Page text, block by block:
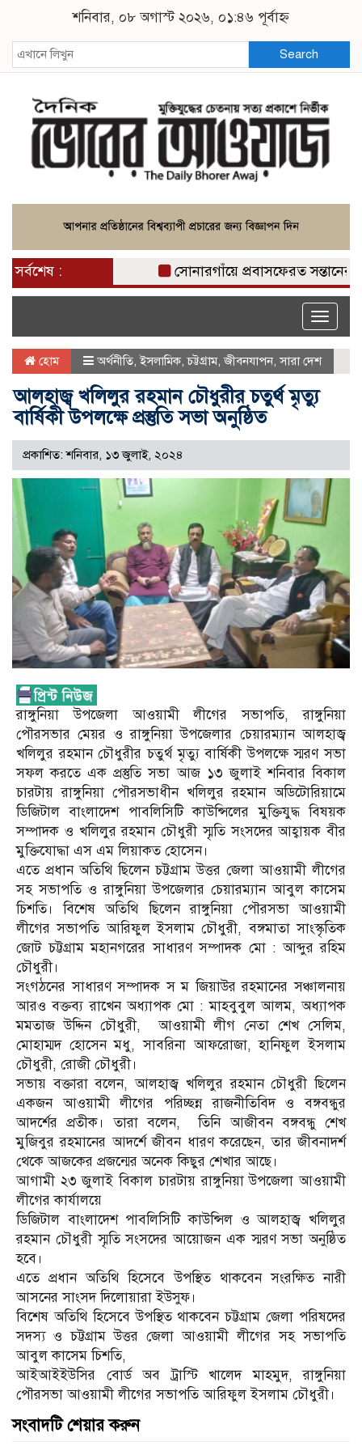
শনিবার, ০৮ অগাস্ট ২০২৬, ০১:৪৬ পূর্বাহ্ন
Search
সর্বশেষ : সোনারগাঁয়ে প্রবাসফেরত সন্তানের
Toggle
হোম অর্থনীতি,ইসলামিক,চট্টগ্রাম,জীবনযাপন,সারা দেশ
আলহাজ্ব খলিলুর রহমান চৌধুরীর চতুর্থ মৃত্যু
বার্ষিকী উপলক্ষে প্রস্তুতি সভা অনুষ্ঠিত
প্রকাশিত: শনিবার, ১৩ জুলাই, ২০২৪
রাঙ্গুনিয়া উপজেলা আওয়ামী লীগের সভাপতি, রাঙ্গুনিয়া
পৌরসভার মেয়র ও রাঙ্গুনিয়া উপজেলার চেয়ারম্যান আলহাজ্ব
খলিলুর রহমান চৌধুরীর চতুর্থ মৃত্যু বার্ষিকী উপলক্ষে স্মরণ সভা
সফল করতে এক প্রস্তুতি সভা আজ ১৩ জুলাই শনিবার বিকাল
চারটায় রাঙ্গুনিয়া পৌরসভাধীন খলিলুর রহমান অডিটোরিয়ামে
ডিজিটাল বাংলাদেশ পাবলিসিটি কাউন্সিলের মুক্তিযুদ্ধ বিষয়ক
সম্পাদক ও খলিলুর রহমান চৌধুরী স্মৃতি সংসদের আহ্বায়ক বীর
মুক্তিযোদ্ধা এস এম লিয়াকত হোসেন।
এতে প্রধান অতিথি ছিলেন চট্টগ্রাম উত্তর জেলা আওয়ামী লীগের
সহ সভাপতি ও রাঙ্গুনিয়া উপজেলার চেয়ারম্যান আবুল কাসেম
চিশতি। বিশেষ অতিথি ছিলেন রাঙ্গুনিয়া পৌরসভা আওয়ামী
লীগের সভাপতি আরিফুল ইসলাম চৌধুরী, বঙ্গমাতা সাংস্কৃতিক
জোট চট্টগ্রাম মহানগরের সাধারণ সম্পাদক মো : আব্দুর রহিম
চৌধুরী।
সংগঠনের সাধারণ সম্পাদক স ম জিয়াউর রহমানের সঞ্চালনায়
আরও বক্তব্য রাখেন অধ্যাপক মো : মাহবুবুল আলম, অধ্যাপক
মমতাজ উদ্দিন চৌধুরী, আওয়ামী লীগ নেতা শেখ সেলিম,
মোহাম্মদ হোসেন মধু, সাবরিনা আফরোজা, হানিফুল ইসলাম
চৌধুরী, রোজী চৌধুরী।
সভায় বক্তারা বলেন, আলহাজ্ব খলিলুর রহমান চৌধুরী ছিলেন
একজন আওয়ামী লীগের পরিচ্ছন্ন রাজনীতিবিদ ও বঙ্গবন্ধুর
আদর্শের প্রতীক। তারা বলেন, তিনি আজীবন বঙ্গবন্ধু শেখ
মুজিবুর রহমানের আদর্শে জীবন ধারণ করেছেন, তার জীবনাদর্শ
থেকে আজকের প্রজন্মের অনেক কিছুর শেখার আছে।
আগামী ২৩ জুলাই বিকাল চারটায় রাঙ্গুনিয়া উপজেলা আওয়ামী
লীগের কার্যালয়ে
ডিজিটাল বাংলাদেশ পাবলিসিটি কাউন্সিল ও আলহাজ্ব খলিলুর
রহমান চৌধুরী স্মৃতি সংসদের আয়োজন এক স্মরণ সভা অনুষ্ঠিত
হবে।
এতে প্রধান অতিথি হিসেবে উপস্থিত থাকবেন সংরক্ষিত নারী
আসনের সাংসদ দিলোয়ারা ইউসুফ।
বিশেষ অতিথি হিসেবে উপস্থিত থাকবেন চট্টগ্রাম জেলা পরিষদের
সদস্য ও চট্টগ্রাম উত্তর জেলা আওয়ামী লীগের সহ সভাপতি
আবুল কাসেম চিশতি,
আইআইইউসির বোর্ড অব ট্রাস্টি খালেদ মাহমুদ, রাঙ্গুনিয়া
পৌরসভা আওয়ামী লীগের সভাপতি আরিফুল ইসলাম চৌধুরী।
সংবাদটি শেয়ার করুন